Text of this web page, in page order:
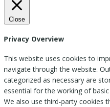
Close
Privacy Overview
This website uses cookies to
navigate through the website.
categorized as necessary are
essential for the working of
We also use third-party cookies